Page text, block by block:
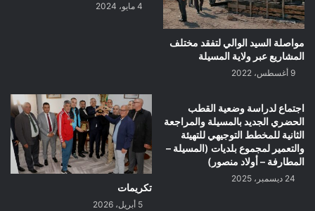
مواصلة السيد الوالي لتفقد مختلف
المشاريع عبر ولاية المسيلة
9 أغسطس، 2022
4 مايو، 2024
اجتماع لدراسة وضعية القطب
الحضري الجديد بالمسيلة والمراجعة
الثانية للمخطط التوجيهي للتهيئة
والتعمير لمجموع بلديات (المسيلة –
المطارفة – أولاد منصور)
24 ديسمبر، 2025
تكريمات
5 أبريل، 2026